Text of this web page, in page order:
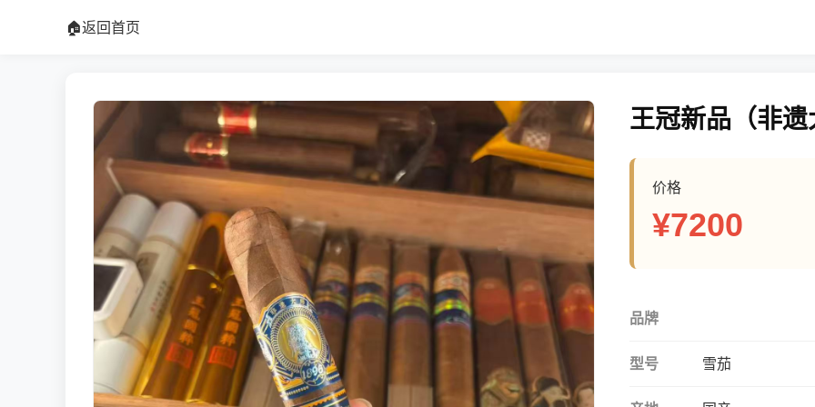
🏠返回首页
王冠新品（非遗
价格
¥7200
品牌
型号 雪茄